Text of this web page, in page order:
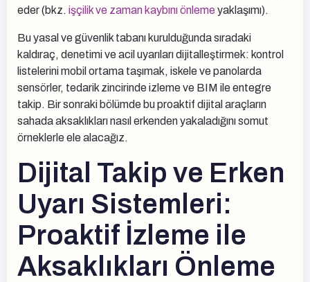
eder (bkz. işçilik ve zaman kaybını önleme yaklaşımı).
Bu yasal ve güvenlik tabanı kurulduğunda sıradaki
kaldıraç, denetimi ve acil uyarıları dijitalleştirmek: kontrol
listelerini mobil ortama taşımak, iskele ve panolarda
sensörler, tedarik zincirinde izleme ve BIM ile entegre
takip. Bir sonraki bölümde bu proaktif dijital araçların
sahada aksaklıkları nasıl erkenden yakaladığını somut
örneklerle ele alacağız.
Dijital Takip ve Erken
Uyarı Sistemleri:
Proaktif İzleme ile
Aksaklıkları Önleme